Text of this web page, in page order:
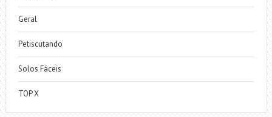
Geral
Petiscutando
Solos Fáceis
TOP X